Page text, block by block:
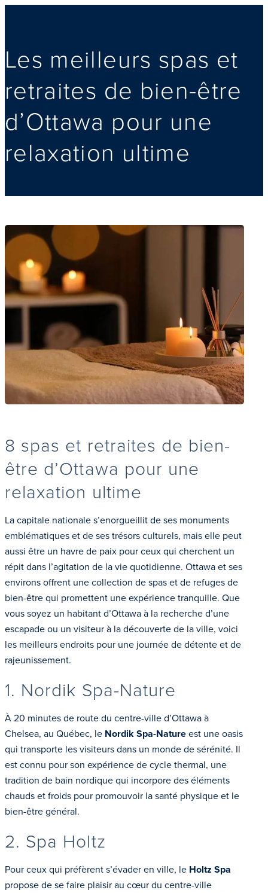
Les meilleurs spas et
retraites de bien-être
d’Ottawa pour une
relaxation ultime
8 spas et retraites de bien-
être d’Ottawa pour une
relaxation ultime
La capitale nationale s’enorgueillit de ses monuments
emblématiques et de ses trésors culturels, mais elle peut
aussi être un havre de paix pour ceux qui cherchent un
répit dans l’agitation de la vie quotidienne. Ottawa et ses
environs offrent une collection de spas et de refuges de
bien-être qui promettent une expérience tranquille. Que
vous soyez un habitant d’Ottawa à la recherche d’une
escapade ou un visiteur à la découverte de la ville, voici
les meilleurs endroits pour une journée de détente et de
rajeunissement.
1. Nordik Spa-Nature
À 20 minutes de route du centre-ville d’Ottawa à
Chelsea, au Québec, le Nordik Spa-Natureest une oasis
qui transporte les visiteurs dans un monde de sérénité. Il
est connu pour son expérience de cycle thermal, une
tradition de bain nordique qui incorpore des éléments
chauds et froids pour promouvoir la santé physique et le
bien-être général.
2. Spa Holtz
Pour ceux qui préfèrent s’évader en ville, le Holtz Spa
propose de se faire plaisir au cœur du centre-ville